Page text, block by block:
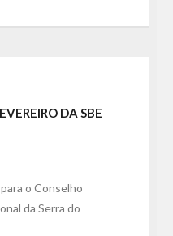
DA SBE
o Conselho
da Serra do